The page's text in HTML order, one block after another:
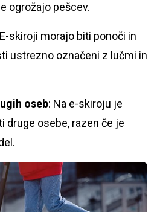
ogrožajo pešcev.
skiroji morajo biti ponoči in
ustrezno označeni z lučmi in
oseb: Na e-skiroju je
druge osebe, razen če je